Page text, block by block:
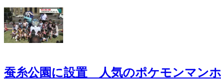
蚕糸公園に設置 人気のポケモンマ